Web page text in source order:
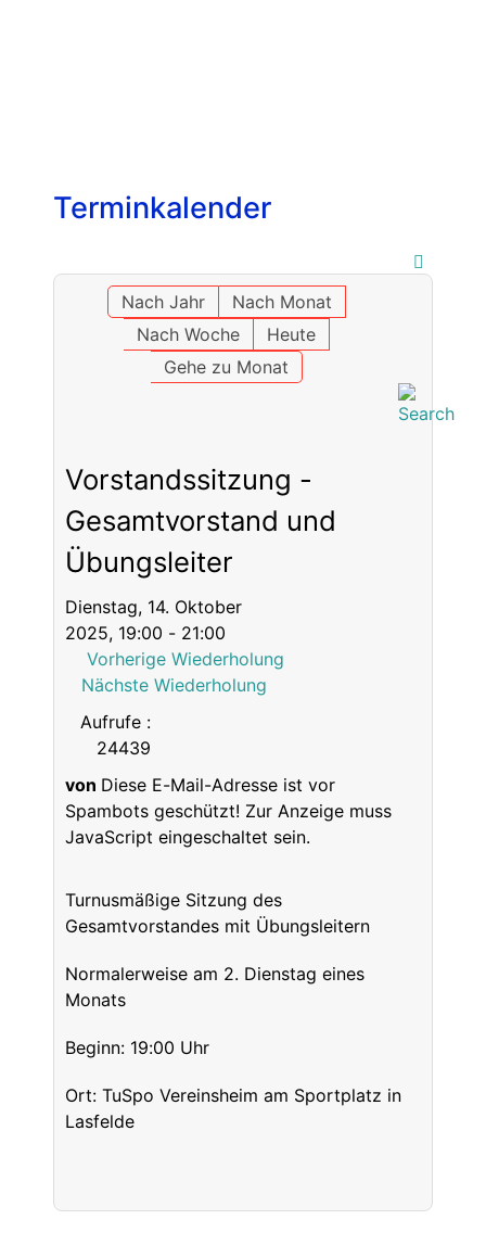
Terminkalender
Nach Jahr
Nach Monat
Nach Woche
Heute
Gehe zu Monat
Vorstandssitzung -
Gesamtvorstand und
Übungsleiter
Dienstag, 14. Oktober
2025, 19:00 - 21:00
Vorherige Wiederholung
Nächste Wiederholung
Aufrufe:
24439
von Diese E-Mail-Adresse ist vor
Spambots geschützt! Zur Anzeige muss
JavaScript eingeschaltet sein.
Turnusmäßige Sitzung des
Gesamtvorstandes mit Übungsleitern
Normalerweise am 2. Dienstag eines
Monats
Beginn: 19:00 Uhr
Ort: TuSpo Vereinsheim am Sportplatz in
Lasfelde